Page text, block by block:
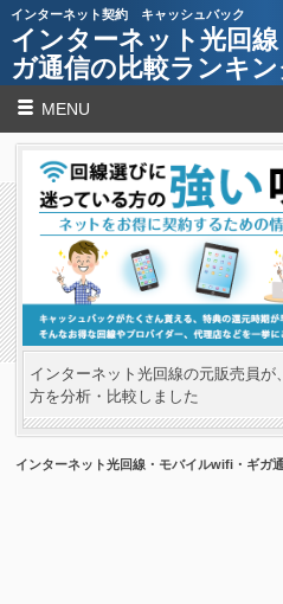
インターネット契約 キャッシュバック
インターネット光回
ガ通信の比較ランキ
MENU
インターネット光回線の元販売員
方を分析・比較しました
インターネット光回線・モバイルwifi・ギガ